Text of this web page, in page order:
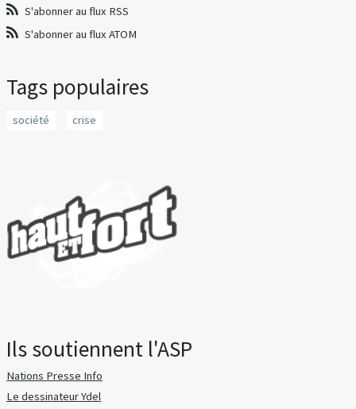
S'abonner au flux RSS
S'abonner au flux ATOM
Tags populaires
société crise
Ils soutiennent l'ASP
Nations Presse Info
Le dessinateur Ydel